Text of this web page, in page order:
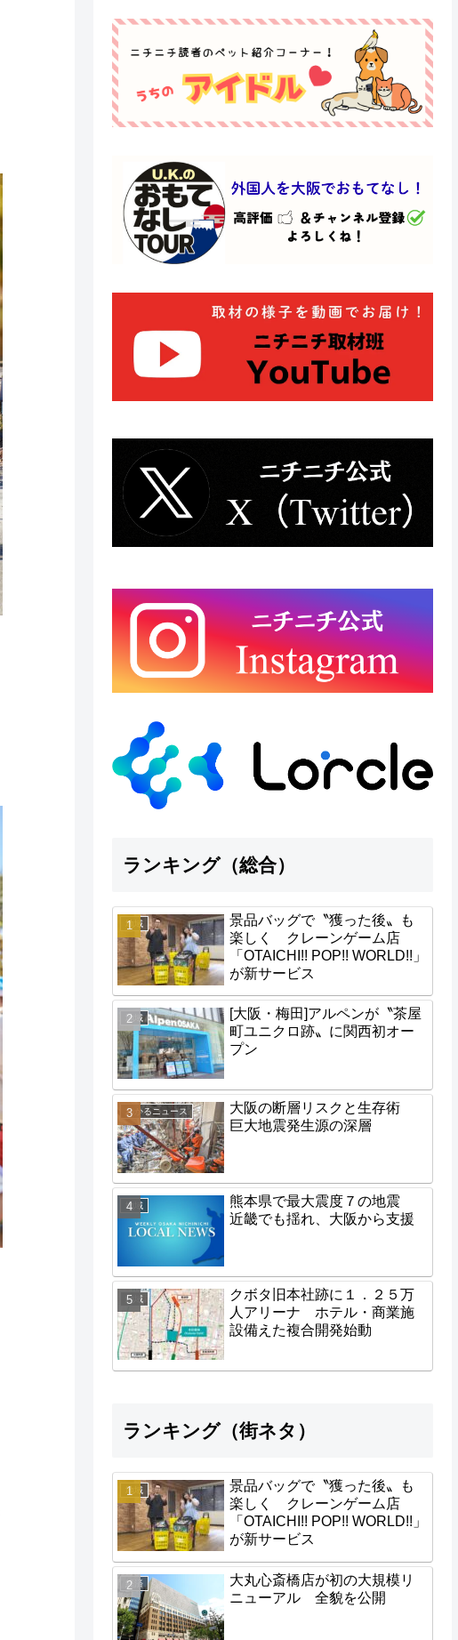
ランキング（総合）
地域
景品バッグで〝獲った後〟も
楽しく クレーンゲーム店
「OTAICHI!! POP!! WORLD!!」
が新サービス
地域
[大阪・梅田]アルペンが〝茶屋
町ユニクロ跡〟に関西初オー
プン
わかるニュース
大阪の断層リスクと生存術
巨大地震発生源の深層
地域
熊本県で最大震度７の地震
近畿でも揺れ、大阪から支援
地域
クボタ旧本社跡に１．２５万
人アリーナ ホテル・商業施
設備えた複合開発始動
ランキング（街ネタ）
地域
景品バッグで〝獲った後〟も
楽しく クレーンゲーム店
「OTAICHI!! POP!! WORLD!!」
が新サービス
経済
大丸心斎橋店が初の大規模リ
ニューアル 全貌を公開